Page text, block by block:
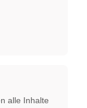
alle Inhalte